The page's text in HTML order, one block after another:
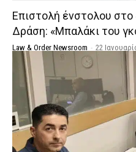
Επιστολή ένστολου στο
Δράση: «Μπαλάκι του
Law & Order Newsroom - 22